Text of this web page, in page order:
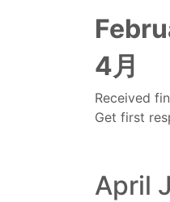
4月
Received
Get first
April